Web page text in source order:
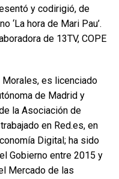
y codirigió, de
‘La hora de Mari Pau’.
de 13TV, COPE
es licenciado
de Madrid y
la Asociación de
en Red.es, en
Digital; ha sido
Gobierno entre 2015 y
Mercado de las